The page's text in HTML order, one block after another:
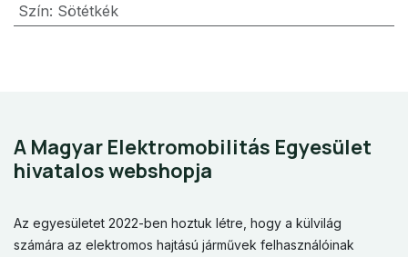
Szín: Sötétkék
A Magyar Elektromobilitás Egyesület
hivatalos webshopja
Az egyesületet 2022-ben hoztuk létre, hogy a külvilág
számára az elektromos hajtású járművek felhasználóinak